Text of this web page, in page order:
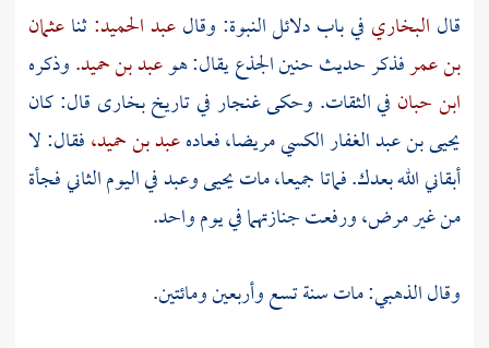
قال البخاري في باب دلائل النبوة: وقالعبد الحميد:ثناعثمان
بن عمرفذكر حديث حنين الجذع يقال: هوعبد بن حميد.وذكره
ابن حبان في الثقات. وحكىغنجارفي تاريخبخارى قال: كان
يحيى بن عبد الغفار الكسيمريضا، فعادهعبد بن حميد،فقال: لا
أبقاني الله بعدك. فماتا جميعا، ماتيحيىوعبدفي اليوم الثاني فجأة
من غير مرض، ورفعت جنازتهما في يوم واحد.
وقالالذهبي:مات سنة تسع وأربعين ومائتين.